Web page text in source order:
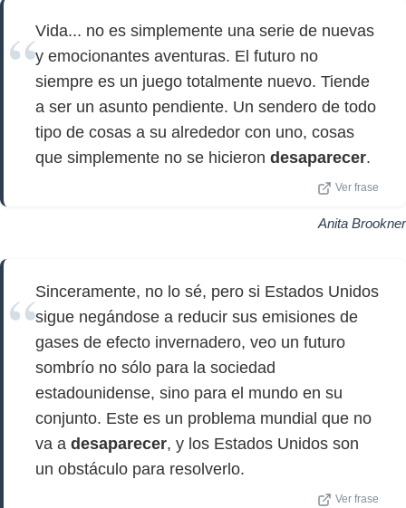
Vida... no es simplemente una serie de nuevas
y emocionantes aventuras. El futuro no
siempre es un juego totalmente nuevo. Tiende
a ser un asunto pendiente. Un sendero de todo
tipo de cosas a su alrededor con uno, cosas
que simplemente no se hicieron desaparecer.
Ver frase
Anita Brookner
Sinceramente, no lo sé, pero si Estados Unidos
sigue negándose a reducir sus emisiones de
gases de efecto invernadero, veo un futuro
sombrío no sólo para la sociedad
estadounidense, sino para el mundo en su
conjunto. Este es un problema mundial que no
va a desaparecer, y los Estados Unidos son
un obstáculo para resolverlo.
Ver frase